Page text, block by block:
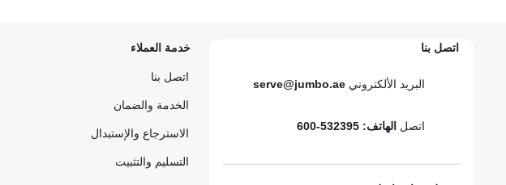
اتصل بنا
البريد الألكتروني serve@jumbo.ae
اتصلالهاتف: 532395-600
خدمة العملاء
اتصل بنا
الخدمة والضمان
الاسترجاع والإستبدال
التسليم والتثبيت